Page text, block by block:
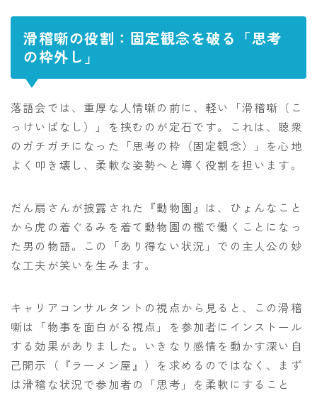
滑稽噺の役割：固定観念を破る「思考
の枠外し」
落語会では、重厚な人情噺の前に、軽い「滑稽噺（こ
っけいばなし）」を挟むのが定石です。これは、聴衆
のガチガチになった「思考の枠（固定観念）」を心地
よく叩き壊し、柔軟な姿勢へと導く役割を担います。
だん扇さんが披露された『動物園』は、ひょんなこと
から虎の着ぐるみを着て動物園の檻で働くことになっ
た男の物語。この「あり得ない状況」での主人公の妙
な工夫が笑いを生みます。
キャリアコンサルタントの視点から見ると、この滑稽
噺は「物事を面白がる視点」を参加者にインストール
する効果がありました。いきなり感情を動かす深い自
己開示（『ラーメン屋』）を求めるのではなく、まず
は滑稽な状況で参加者の「思考」を柔軟にすること